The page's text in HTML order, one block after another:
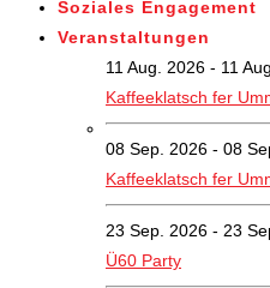
Soziales Engagement
Veranstaltungen
11 Aug. 2026 - 11
Kaffeeklatsch fer
08 Sep. 2026 - 08
Kaffeeklatsch fer
23 Sep. 2026 - 23
Ü60 Party